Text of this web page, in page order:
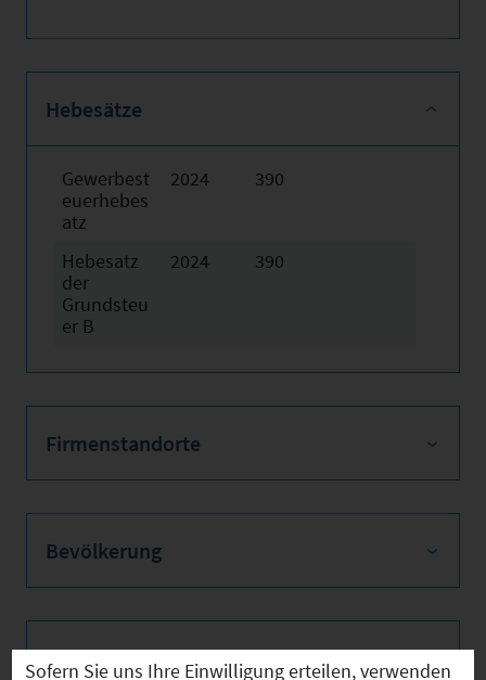
Hebesätze
Gewerbest
euerhebes
atz
2024 390
Hebesatz
der
Grundsteu
er B
2024 390
Firmenstandorte
Bevölkerung
Sozialvers. Beschäftigte
Sofern Sie uns Ihre Einwilligung erteilen, verwenden